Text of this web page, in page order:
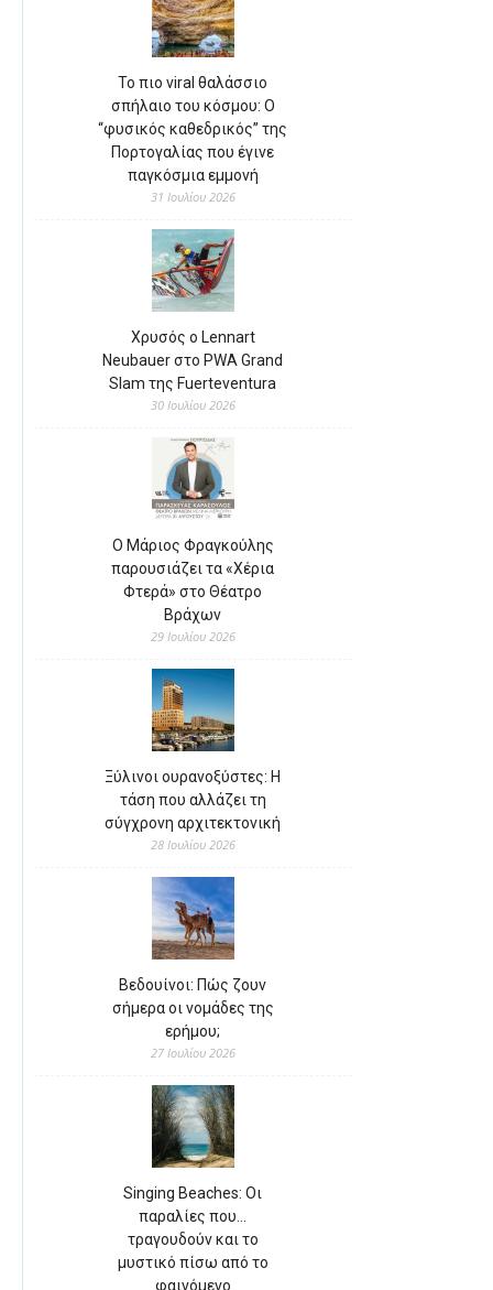
Το πιο viral θαλάσσιο
σπήλαιο του κόσμου: Ο
“φυσικός καθεδρικός” της
Πορτογαλίας που έγινε
παγκόσμια εμμονή
31 Ιουλίου 2026
Χρυσός ο Lennart
Neubauer στο PWA Grand
Slam της Fuerteventura
30 Ιουλίου 2026
Ο Μάριος Φραγκούλης
παρουσιάζει τα «Χέρια
Φτερά» στο Θέατρο
Βράχων
29 Ιουλίου 2026
Ξύλινοι ουρανοξύστες: Η
τάση που αλλάζει τη
σύγχρονη αρχιτεκτονική
28 Ιουλίου 2026
Βεδουίνοι: Πώς ζουν
σήμερα οι νομάδες της
ερήμου;
27 Ιουλίου 2026
Singing Beaches: Οι
παραλίες που…
τραγουδούν και το
μυστικό πίσω από το
φαινόμενο